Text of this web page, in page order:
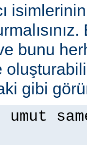
bunu
gibi
umut